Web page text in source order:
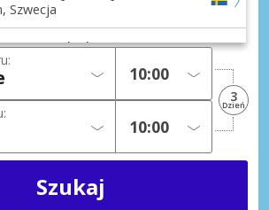
Szwecja
Stacja kolejowa
(Wszystkie obszary)
Miasto
Szwecja
3
Dzień